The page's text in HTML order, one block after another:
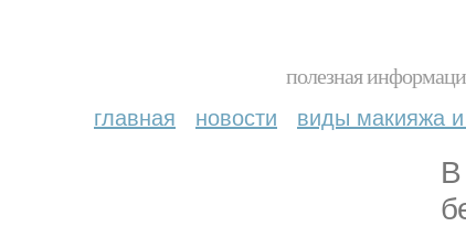
полезная
главная новости виды макияжа
В